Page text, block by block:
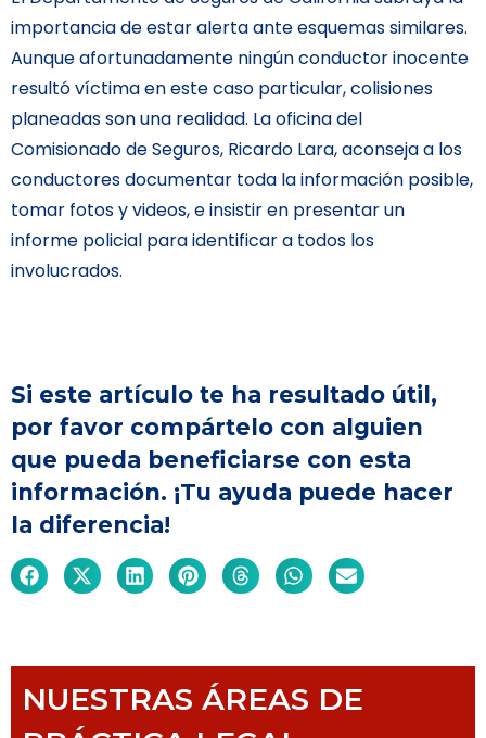
importancia de estar alerta ante esquemas similares.
Aunque afortunadamente ningún conductor inocente
resultó víctima en este caso particular, colisiones
planeadas son una realidad. La oficina del
Comisionado de Seguros, Ricardo Lara, aconseja a los
conductores documentar toda la información posible,
tomar fotos y videos, e insistir en presentar un
informe policial para identificar a todos los
involucrados.
Si este artículo te ha resultado útil,
por favor compártelo con alguien
que pueda beneficiarse con esta
información. ¡Tu ayuda puede hacer
la diferencia!
NUESTRAS ÁREAS DE